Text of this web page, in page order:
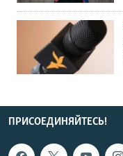
ПРИСОЕДИНЯЙТЕСЬ!